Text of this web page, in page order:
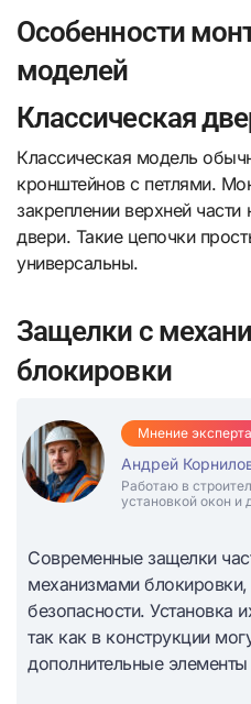
Особенности
моделей
Классическая
Классическая модель
кронштейнов с петлями.
закреплении верхней
двери. Такие цепочки
универсальны.
Защелки с
блокировки
Мнение эксперта
Андрей
Работаю в
установкой окон и
Современные защелки
механизмами
безопасности. Установка
так как в конструкции
дополнительные